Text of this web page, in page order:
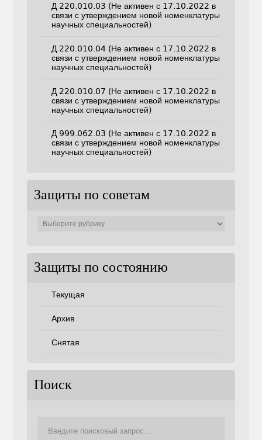
Д 220.010.03 (Не активен с 17.10.2022 в
связи с утверждением новой номенклатуры
научных специальностей)
Д 220.010.04 (Не активен с 17.10.2022 в
связи с утверждением новой номенклатуры
научных специальностей)
Д 220.010.07 (Не активен с 17.10.2022 в
связи с утверждением новой номенклатуры
научных специальностей)
Д 999.062.03 (Не активен с 17.10.2022 в
связи с утверждением новой номенклатуры
научных специальностей)
Защиты по советам
Защиты по состоянию
Текущая
Архив
Снятая
Поиск